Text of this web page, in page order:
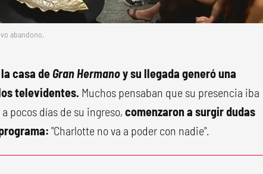
abandono.
casa de Gran Hermanoy su llegada generó una
televidentes. Muchos pensaban que su presencia iba
pocos días de su ingreso, comenzaron a surgir dudas
"Charlotte no va a poder con nadie".